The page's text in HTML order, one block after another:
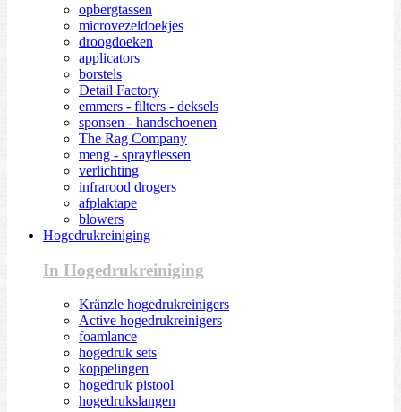
opbergtassen
microvezeldoekjes
droogdoeken
applicators
borstels
Detail Factory
emmers - filters - deksels
sponsen - handschoenen
The Rag Company
meng - sprayflessen
verlichting
infrarood drogers
afplaktape
blowers
Hogedrukreiniging
In Hogedrukreiniging
Kränzle hogedrukreinigers
Active hogedrukreinigers
foamlance
hogedruk sets
koppelingen
hogedruk pistool
hogedrukslangen